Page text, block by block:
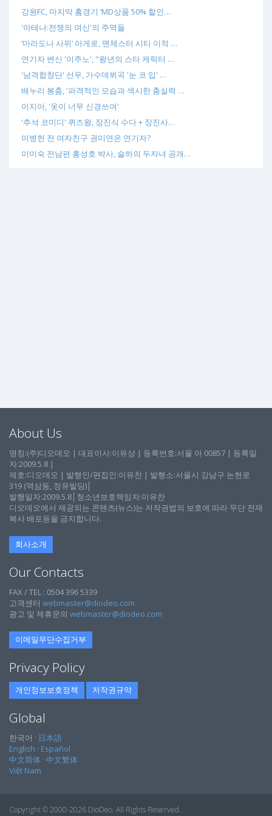
강원FC, 마지막 홈경기 ‘MD상품 50% 할인…
'아테나:전쟁의 여신'의 주역들
‘마라도나 사위’ 아게로, 맨체스터 시티 이적 …
연기자 변신 '이주노', "왕년의 스타 캐릭터 …
'남격합창단' 선우, 가수데뷔곡 '눈 코 입' …
배누리 봉춤, '파격적인 모습과 섹시한 춤실력 …
이지아, '옷이 너무 신경쓰여'
'추석 코미디' 퀴즈왕, 장진식 수다 + 장진사…
이병헌 전 여자친구 권미연은 연기자?
이미숙 전남편 홍성호 박사, 슬하의 두자녀 공개…
About Us
명칭:(주)디오데오 | 대표이사:이유상 | 등록번호:서울 아 00857 | 등록일
자:2009.5.8 |
제호:디오데오 | 발행인/편집인:이유찬 | 발행소:서울시 강남구 논현로
319 (역삼동, 정유빌딩)│
발행일자:2009.5.8│청소년보호책임자:이유찬
디오데오에서 제공되는 콘텐츠(뉴스)는 저작권법의 보호에 따라 무단 전재
복사 배포등을 금지합니다.
회사소개
Our Contacts
FAX / TEL : 0504 396 5339
고객센터 webmaster@diodeo.com
광고 및 제휴문의 webmaster@diodeo.com
이메일무단수집거부
Privacy Policy
개인정보보호정책 저작권규약
Global
한국어 · 日本語
English · Español
中文简体 · 中文繁体
Việt Nam
Copyright © 2000-2026 DioDeo. All Rights Reserved.